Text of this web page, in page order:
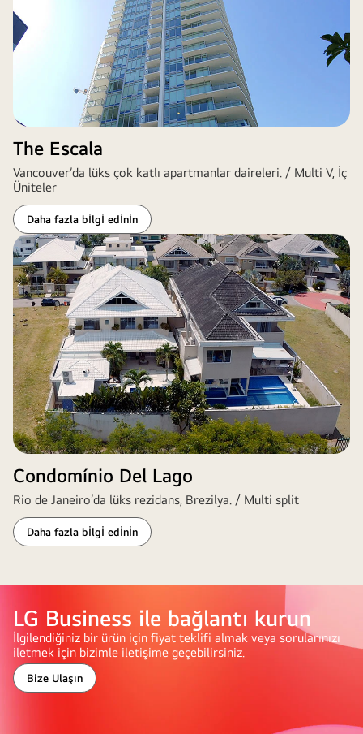
The Escala
Vancouver’da lüks çok katlı apartmanlar daireleri. / Multi V, İç
Üniteler
Daha fazla bİlgİ edİnİn
Condomínio Del Lago
Rio de Janeiro’da lüks rezidans, Brezilya. / Multi split
Daha fazla bİlgİ edİnİn
LG Business ile bağlantı kurun
İlgilendiğiniz bir ürün için fiyat teklifi almak veya sorularınızı
iletmek için bizimle iletişime geçebilirsiniz.
Bize Ulaşın